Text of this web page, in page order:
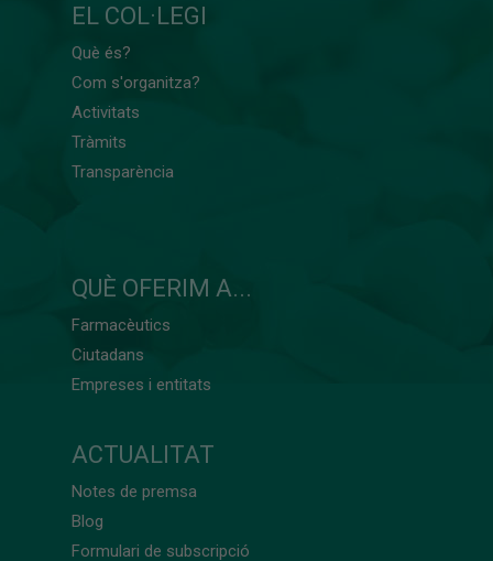
EL COL·LEGI
Què és?
Com s'organitza?
Activitats
Tràmits
Transparència
QUÈ OFERIM A...
Farmacèutics
Ciutadans
Empreses i entitats
ACTUALITAT
Notes de premsa
Blog
Formulari de subscripció